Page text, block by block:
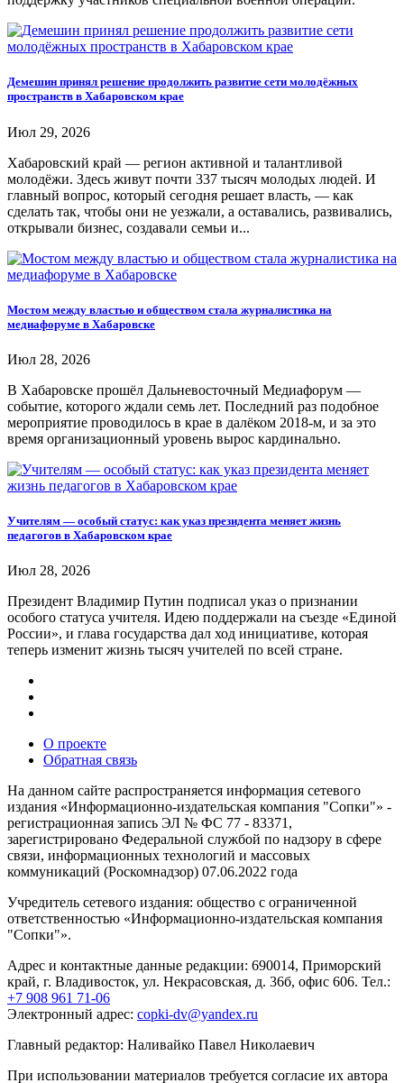
Демешин принял решение продолжить развитие сети молодёжных
пространств в Хабаровском крае
Июл 29, 2026
Хабаровский край — регион активной и талантливой
молодёжи. Здесь живут почти 337 тысяч молодых людей. И
главный вопрос, который сегодня решает власть, — как
сделать так, чтобы они не уезжали, а оставались, развивались,
открывали бизнес, создавали семьи и...
Мостом между властью и обществом стала журналистика на
медиафоруме в Хабаровске
Июл 28, 2026
В Хабаровске прошёл Дальневосточный Медиафорум —
событие, которого ждали семь лет. Последний раз подобное
мероприятие проводилось в крае в далёком 2018-м, и за это
время организационный уровень вырос кардинально.
Учителям — особый статус: как указ президента меняет жизнь
педагогов в Хабаровском крае
Июл 28, 2026
Президент Владимир Путин подписал указ о признании
особого статуса учителя. Идею поддержали на съезде «Единой
России», и глава государства дал ход инициативе, которая
теперь изменит жизнь тысяч учителей по всей стране.
О проекте
Обратная связь
На данном сайте распространяется информация сетевого
издания «Информационно-издательская компания "Сопки"» -
регистрационная запись ЭЛ № ФС 77 - 83371,
зарегистрировано Федеральной службой по надзору в сфере
связи, информационных технологий и массовых
коммуникаций (Роскомнадзор) 07.06.2022 года
Учредитель сетевого издания: общество с ограниченной
ответственностью «Информационно-издательская компания
"Сопки"».
Адрес и контактные данные редакции: 690014, Приморский
край, г. Владивосток, ул. Некрасовская, д. 36б, офис 606. Тел.:
+7 908 961 71-06
Электронный адрес: copki-dv@yandex.ru
Главный редактор: Наливайко Павел Николаевич
При использовании материалов требуется согласие их автора